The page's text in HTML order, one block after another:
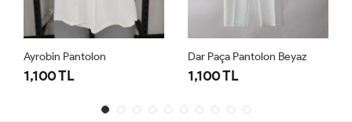
Ayrobin Pantolon
1,100 TL
Dar Paça Pantolon Beyaz
1,100 TL